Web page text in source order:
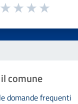
la pagina
comune
domande frequenti